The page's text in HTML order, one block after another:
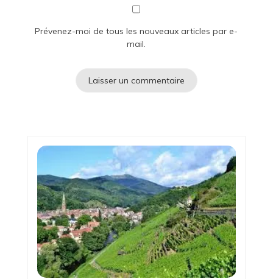
Prévenez-moi de tous les nouveaux articles par e-
mail.